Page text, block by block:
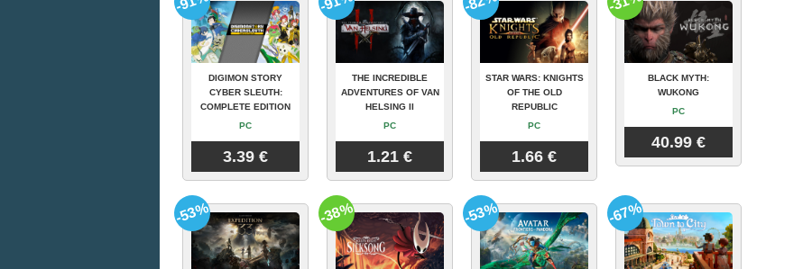
DIGIMON STORY
CYBER SLEUTH:
COMPLETE EDITION
PC
3.39 €
THE INCREDIBLE
ADVENTURES OF VAN
HELSING II
PC
1.21 €
STAR WARS: KNIGHTS
OF THE OLD
REPUBLIC
PC
1.66 €
BLACK MYTH:
WUKONG
PC
40.99 €
-53% -38% -53% -67%